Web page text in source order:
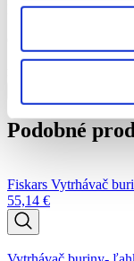
Katalógové číslo:
Podobné
Fiskars Vytrhávač
55,14 €